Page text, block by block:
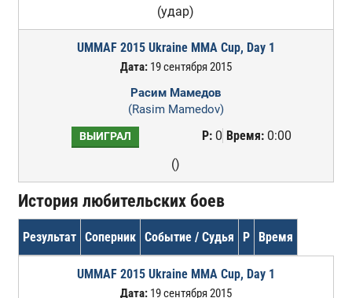
(удар)
UMMAF 2015 Ukraine MMA Cup, Day 1
Дата:19 сентября 2015
Расим Мамедов
(Rasim Mamedov)
ВЫИГРАЛ Р:0 Время:0:00
()
История любительских боев
Результат Соперник Событие / Судья Р Время
UMMAF 2015 Ukraine MMA Cup, Day 1
Дата:19 сентября 2015